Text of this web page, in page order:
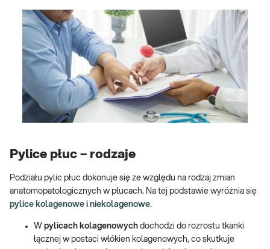
Pylice płuc – rodzaje
Podziału pylic płuc dokonuje się ze względu na rodzaj zmian
anatomopatologicznych w płucach. Na tej podstawie wyróżnia się
pylice kolagenowe i niekolagenowe.
W pylicach kolagenowych dochodzi do rozrostu tkanki
łącznej w postaci włókien kolagenowych, co skutkuje